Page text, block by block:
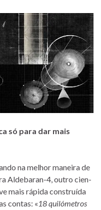
só para dar mais
na me­lhor ma­neira de
Aldebaran-4, ou­tro ci­en­
mais rá­pida cons­truída
con­tas: «18 qui­ló­me­tros